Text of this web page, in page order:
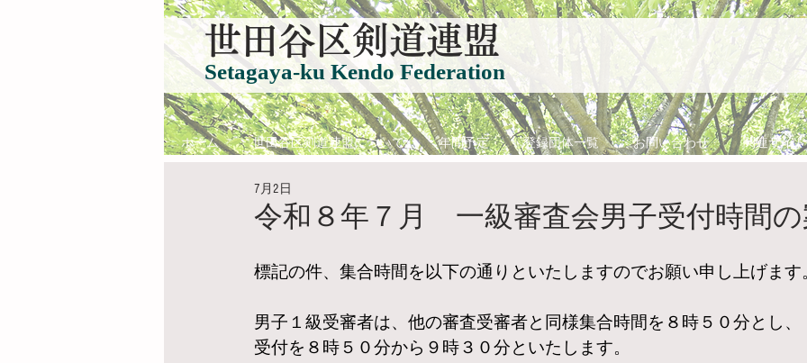
​世田谷区剣道連盟
Setagaya-ku Kendo Federation
ホーム 世田谷区剣道連盟について 年間予定 登録団体一覧 お問い合わせ 関連サイト
令和８年７月 一級審査会男子受付時間
7月2日
標記の件、集合時間を以下の通りといたしますのでお願い申し上げます
男子１級受審者は、他の審査受審者と同様集合時間を８時５０分とし、
受付を８時５０分から９時３０分といたします。